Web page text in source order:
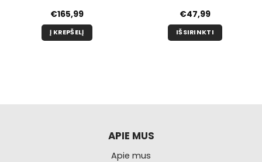
€165,99
Į KREPŠELĮ
€47,99
IŠSIRINKTI
APIE MUS
Apie mus